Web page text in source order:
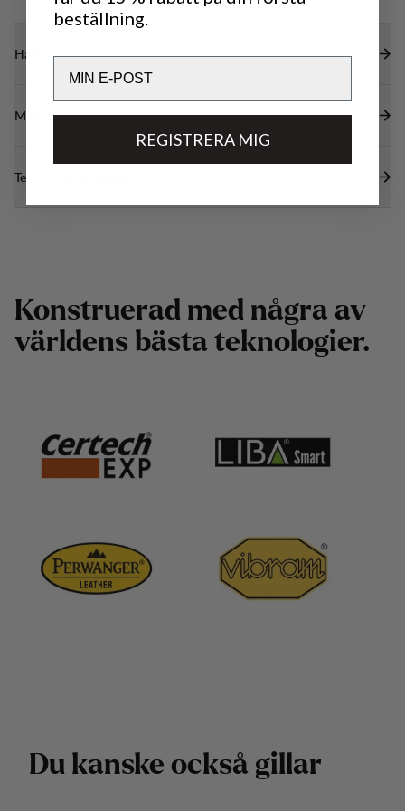
Hållbarhetsegenskaper
Material
Tekniska specifikationer
Konstruerad med några av
världens bästa teknologier.
Du kanske också gillar
beställning.
REGISTRERA MIG